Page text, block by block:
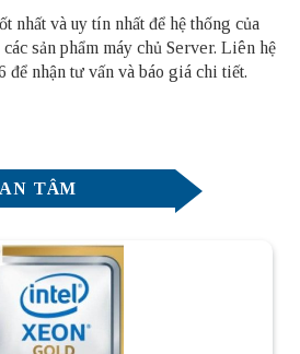
nhất và uy tín nhất để hệ thống của
sản phẩm máy chủ Server. Liên hệ
để nhận tư vấn và báo giá chi tiết.
TÂM